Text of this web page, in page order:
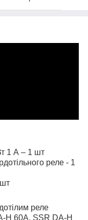
1 А – 1 шт
реле - 1
реле
H 60A, SSR DA-H